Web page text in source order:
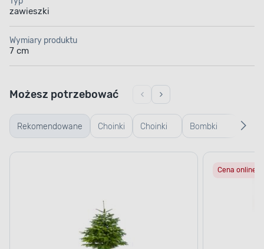
zawieszki
Wymiary produktu
7 cm
Rekomendowane Choinki
żywe
Choinki
sztuczne
Bombki
plastikowe
Możesz potrzebować
Cena online